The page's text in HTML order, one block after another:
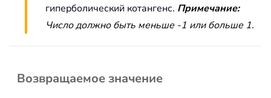
гиперболический котангенс. Примечание:
Число должно быть меньше -1 или больше 1.
Возвращаемое значение